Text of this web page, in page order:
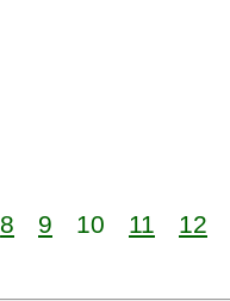
8 9 10 11 12